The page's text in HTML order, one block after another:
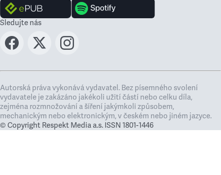
Sledujte nás
Autorská práva vykonává vydavatel. Bez písemného svolení
vydavatele je zakázáno jakékoli užití částí nebo celku díla,
zejména rozmnožování a šíření jakýmkoli způsobem,
mechanickým nebo elektronickým, v českém nebo jiném jazyce.
© Copyright Respekt Media a.s. ISSN 1801-1446